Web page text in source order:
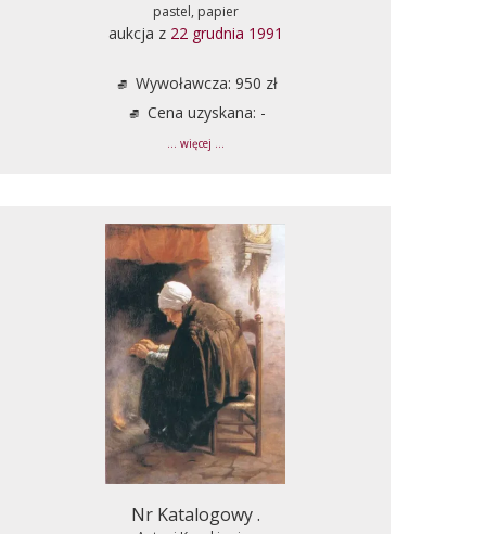
pastel, papier
aukcja z 22 grudnia 1991
Wywoławcza: 950 zł
Cena uzyskana: -
... więcej ...
Nr Katalogowy .